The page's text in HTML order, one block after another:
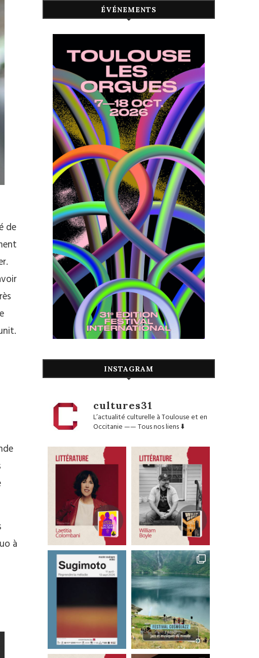
de
à
ÉVÉNEMENTS
INSTAGRAM
cultures31
L’actualité culturelle à Toulouse et en
Occitanie——Tous nos liens ⬇️